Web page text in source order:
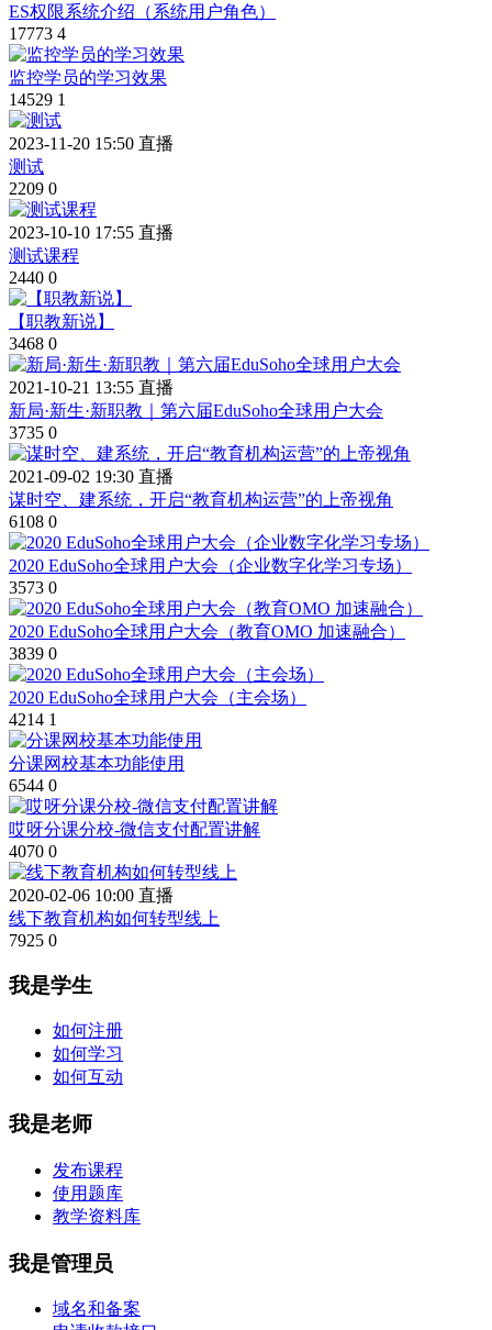
ES权限系统介绍（系统用户角色）
17773 4
监控学员的学习效果
14529 1
2023-11-20 15:50 直播
测试
2209 0
2023-10-10 17:55 直播
测试课程
2440 0
【职教新说】
3468 0
2021-10-21 13:55 直播
新局·新生·新职教｜第六届EduSoho全球用户大会
3735 0
2021-09-02 19:30 直播
谋时空、建系统，开启“教育机构运营”的上帝视角
6108 0
2020 EduSoho全球用户大会（企业数字化学习专场）
3573 0
2020 EduSoho全球用户大会（教育OMO 加速融合）
3839 0
2020 EduSoho全球用户大会（主会场）
4214 1
分课网校基本功能使用
6544 0
哎呀分课分校-微信支付配置讲解
4070 0
2020-02-06 10:00 直播
线下教育机构如何转型线上
7925 0
我是学生
如何注册
如何学习
如何互动
我是老师
发布课程
使用题库
教学资料库
我是管理员
域名和备案